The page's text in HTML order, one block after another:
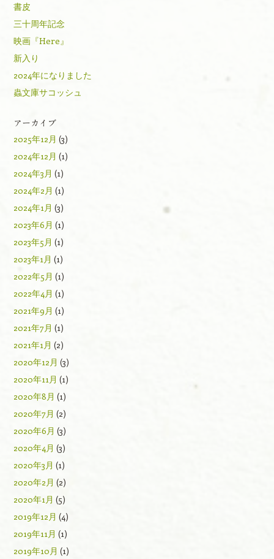
書皮
三十周年記念
映画『Here』
新入り
2024年になりました
蟲文庫サコッシュ
アーカイブ
2025年12月 (3)
2024年12月 (1)
2024年3月 (1)
2024年2月 (1)
2024年1月 (3)
2023年6月 (1)
2023年5月 (1)
2023年1月 (1)
2022年5月 (1)
2022年4月 (1)
2021年9月 (1)
2021年7月 (1)
2021年1月 (2)
2020年12月 (3)
2020年11月 (1)
2020年8月 (1)
2020年7月 (2)
2020年6月 (3)
2020年4月 (3)
2020年3月 (1)
2020年2月 (2)
2020年1月 (5)
2019年12月 (4)
2019年11月 (1)
2019年10月 (1)